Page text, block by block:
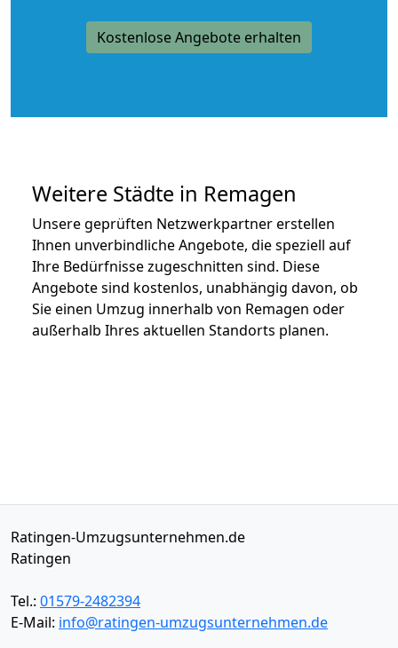
Kostenlose Angebote erhalten
Weitere Städte in Remagen
Unsere geprüften Netzwerkpartner erstellen
Ihnen unverbindliche Angebote, die speziell auf
Ihre Bedürfnisse zugeschnitten sind. Diese
Angebote sind kostenlos, unabhängig davon, ob
Sie einen Umzug innerhalb von Remagen oder
außerhalb Ihres aktuellen Standorts planen.
Ratingen-Umzugsunternehmen.de
Ratingen
Tel.: 01579-2482394
E-Mail: info@ratingen-umzugsunternehmen.de